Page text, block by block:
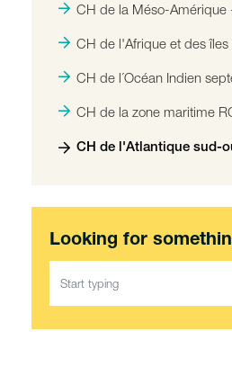
CH de la Méso-
CH de l'Afrique et des îles
CH de l´Océan Indien
CH de la zone maritime
CH de l'Atlantique sud-
Looking for